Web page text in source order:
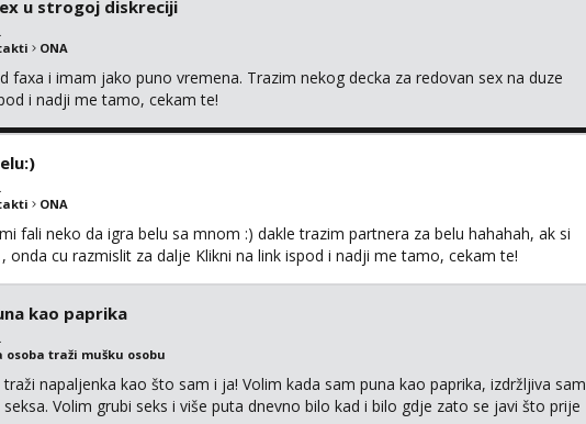
u strogoj diskreciji
ONA
faxa i imam jako puno vremena. Trazim nekog decka za redovan sex na duze
i nadji me tamo, cekam te!
ONA
fali neko da igra belu sa mnom :) dakle trazim partnera za belu hahahah, ak si
onda cu razmislit za dalje Klikni na link ispod i nadji me tamo, cekam te!
kao paprika
osoba traži mušku osobu
napaljenka kao što sam i ja! Volim kada sam puna kao paprika, izdržljiva sam
Volim grubi seks i više puta dnevno bilo kad i bilo gdje zato se javi što prije